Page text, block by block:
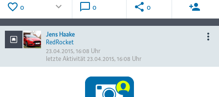
favorite_border 0 keyboard_arrow_down chat_bubble_outline 0 share 0 person_add
more_vert
Jens Haake
RedRocket
23.04.2015, 16:08 Uhr
letzte Aktivität 23.04.2015, 16:08 Uhr